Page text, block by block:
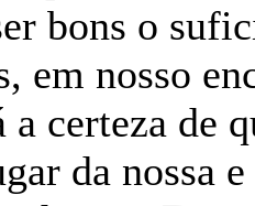
bons o
em nosso
a certeza de
da nossa